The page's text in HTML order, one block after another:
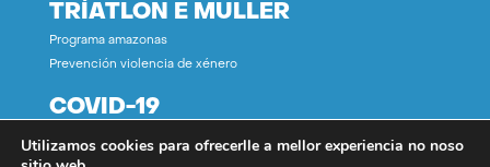
TRÍATLON E MULLER
Programa amazonas
Prevención violencia de xénero
COVID-19
CONTACTO
Utilizamos cookies para ofrecerlle a mellor experiencia no noso